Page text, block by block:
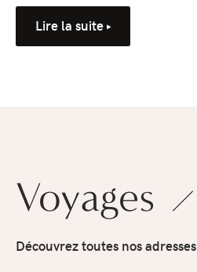
Lire la suite
Voyages
Découvrez toutes nos adresses